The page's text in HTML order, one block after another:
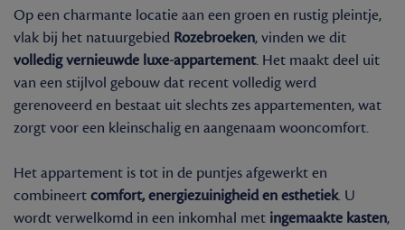
Op een charmante locatie aan een groen en rustig pleintje,
vlak bij het natuurgebied Rozebroeken, vinden we dit
volledig vernieuwde luxe-appartement. Het maakt deel uit
van een stijlvol gebouw dat recent volledig werd
gerenoveerd en bestaat uit slechts zes appartementen, wat
zorgt voor een kleinschalig en aangenaam wooncomfort.
Het appartement is tot in de puntjes afgewerkt en
combineertcomfort, energiezuinigheid en esthetiek. U
wordt verwelkomd in een inkomhal met ingemaakte kasten,